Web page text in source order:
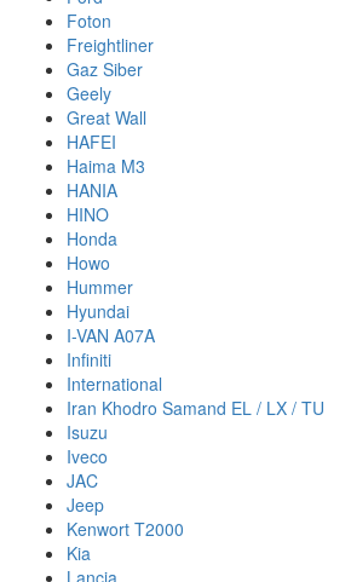
Foton
Freightliner
Gaz Siber
Geely
Great Wall
HAFEI
Haima M3
HANIA
HINO
Honda
Howo
Hummer
Hyundai
I-VAN A07A
Infiniti
International
Iran Khodro Samand EL / LX / TU
Isuzu
Iveco
JAC
Jeep
Kenwort T2000
Kia
Lancia